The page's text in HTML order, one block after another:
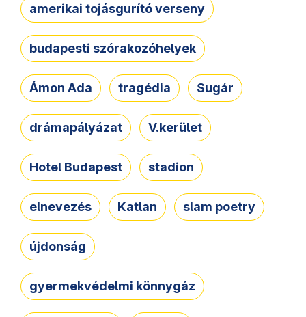
amerikai tojásgurító verseny
budapesti szórakozóhelyek
Ámon Ada tragédia Sugár
drámapályázat V.kerület
Hotel Budapest stadion
elnevezés Katlan slam poetry
újdonság
gyermekvédelmi könnygáz